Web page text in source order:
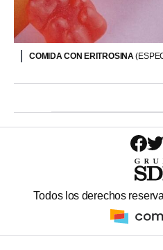
COMIDA CON ERITROSINA
Todos los derechos